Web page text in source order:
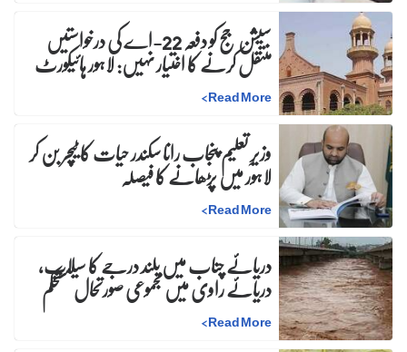
سیشن جج کو دفعہ 22-اے کی درخواستیں
منتقل کرنے کا اختیار نہیں: لاہور ہائیکورٹ
Read More
>
وزیرِ تعلیم پنجاب رانا سکندر حیات کا ٹیچر بن کر
لاہور میں پڑھانے کا فیصلہ
Read More
>
دریائے چناب میں بلند درجے کا سیلاب،
دریائے راوی میں مجموعی صورتحال مستحکم
Read More
>